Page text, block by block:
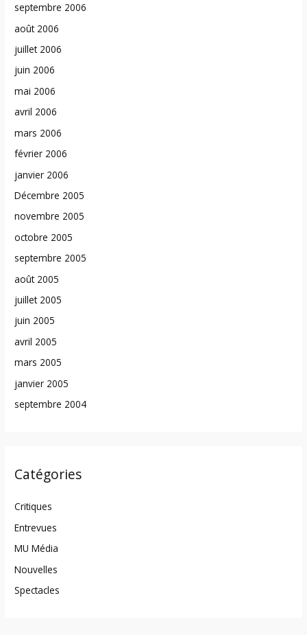
septembre 2006
août 2006
juillet 2006
juin 2006
mai 2006
avril 2006
mars 2006
février 2006
janvier 2006
Décembre 2005
novembre 2005
octobre 2005
septembre 2005
août 2005
juillet 2005
juin 2005
avril 2005
mars 2005
janvier 2005
septembre 2004
Catégories
Critiques
Entrevues
MU Média
Nouvelles
Spectacles